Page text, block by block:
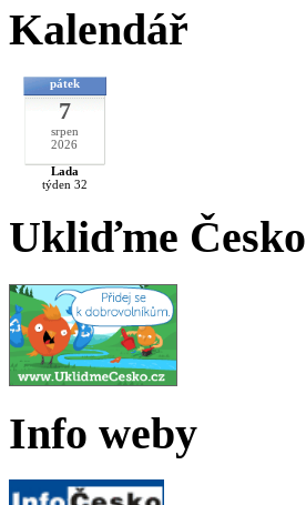
Kalendář
pátek
7
srpen
2026
Lada
týden 32
Ukliďme Česko
Info weby